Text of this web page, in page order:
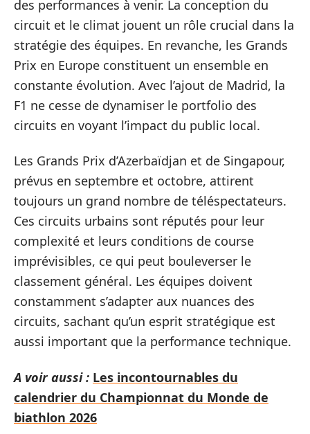
des performances à venir. La conception du
circuit et le climat jouent un rôle crucial dans la
stratégie des équipes. En revanche, les Grands
Prix en Europe constituent un ensemble en
constante évolution. Avec l’ajout de Madrid, la
F1 ne cesse de dynamiser le portfolio des
circuits en voyant l’impact du public local.
Les Grands Prix d’Azerbaïdjan et de Singapour,
prévus en septembre et octobre, attirent
toujours un grand nombre de téléspectateurs.
Ces circuits urbains sont réputés pour leur
complexité et leurs conditions de course
imprévisibles, ce qui peut bouleverser le
classement général. Les équipes doivent
constamment s’adapter aux nuances des
circuits, sachant qu’un esprit stratégique est
aussi important que la performance technique.
A voir aussi : Les incontournables du
calendrier du Championnat du Monde de
biathlon 2026